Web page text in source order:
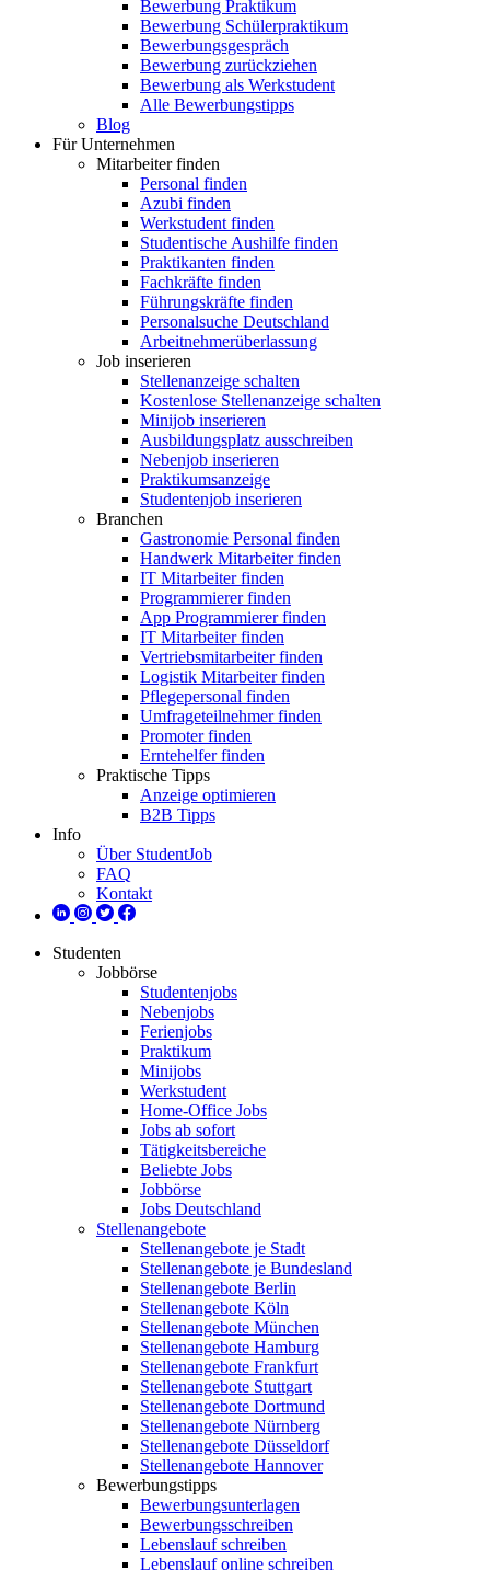
Bewerbung Praktikum
Bewerbung Schülerpraktikum
Bewerbungsgespräch
Bewerbung zurückziehen
Bewerbung als Werkstudent
Alle Bewerbungstipps
Blog
Für Unternehmen
Mitarbeiter finden
Personal finden
Azubi finden
Werkstudent finden
Studentische Aushilfe finden
Praktikanten finden
Fachkräfte finden
Führungskräfte finden
Personalsuche Deutschland
Arbeitnehmerüberlassung
Job inserieren
Stellenanzeige schalten
Kostenlose Stellenanzeige schalten
Minijob inserieren
Ausbildungsplatz ausschreiben
Nebenjob inserieren
Praktikumsanzeige
Studentenjob inserieren
Branchen
Gastronomie Personal finden
Handwerk Mitarbeiter finden
IT Mitarbeiter finden
Programmierer finden
App Programmierer finden
IT Mitarbeiter finden
Vertriebsmitarbeiter finden
Logistik Mitarbeiter finden
Pflegepersonal finden
Umfrageteilnehmer finden
Promoter finden
Erntehelfer finden
Praktische Tipps
Anzeige optimieren
B2B Tipps
Info
Über StudentJob
FAQ
Kontakt
Studenten
Jobbörse
Studentenjobs
Nebenjobs
Ferienjobs
Praktikum
Minijobs
Werkstudent
Home-Office Jobs
Jobs ab sofort
Tätigkeitsbereiche
Beliebte Jobs
Jobbörse
Jobs Deutschland
Stellenangebote
Stellenangebote je Stadt
Stellenangebote je Bundesland
Stellenangebote Berlin
Stellenangebote Köln
Stellenangebote München
Stellenangebote Hamburg
Stellenangebote Frankfurt
Stellenangebote Stuttgart
Stellenangebote Dortmund
Stellenangebote Nürnberg
Stellenangebote Düsseldorf
Stellenangebote Hannover
Bewerbungstipps
Bewerbungsunterlagen
Bewerbungsschreiben
Lebenslauf schreiben
Lebenslauf online schreiben